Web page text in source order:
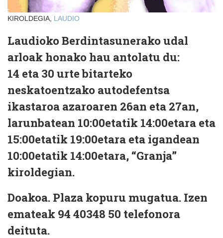
KIROLDEGIA, LAUDIO
Laudioko Berdintasunerako udal
arloak honako hau antolatu du:
14 eta 30 urte bitarteko
neskatoentzako autodefentsa
ikastaroa azaroaren 26an eta 27an,
larunbatean 10:00etatik 14:00etara eta
15:00etatik 19:00etara eta igandean
10:00etatik 14:00etara, “Granja”
kiroldegian.
Doakoa. Plaza kopuru mugatua. Izen
emateak 94 40348 50 telefonora
deituta.